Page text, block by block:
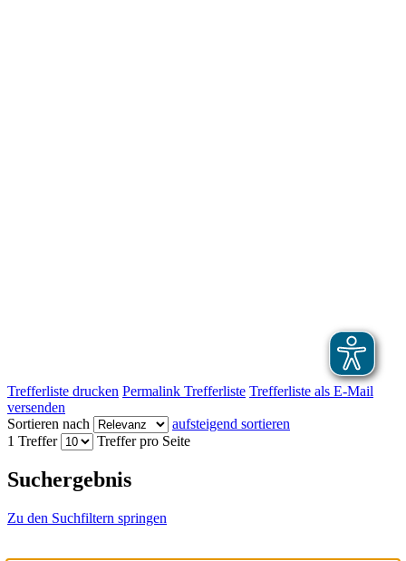
Trefferliste drucken Permalink Trefferliste Trefferliste als E-Mail
versenden
Sortieren nach
aufsteigend sortieren
1 Treffer
Treffer pro Seite
Suchergebnis
Zu den Suchfiltern springen